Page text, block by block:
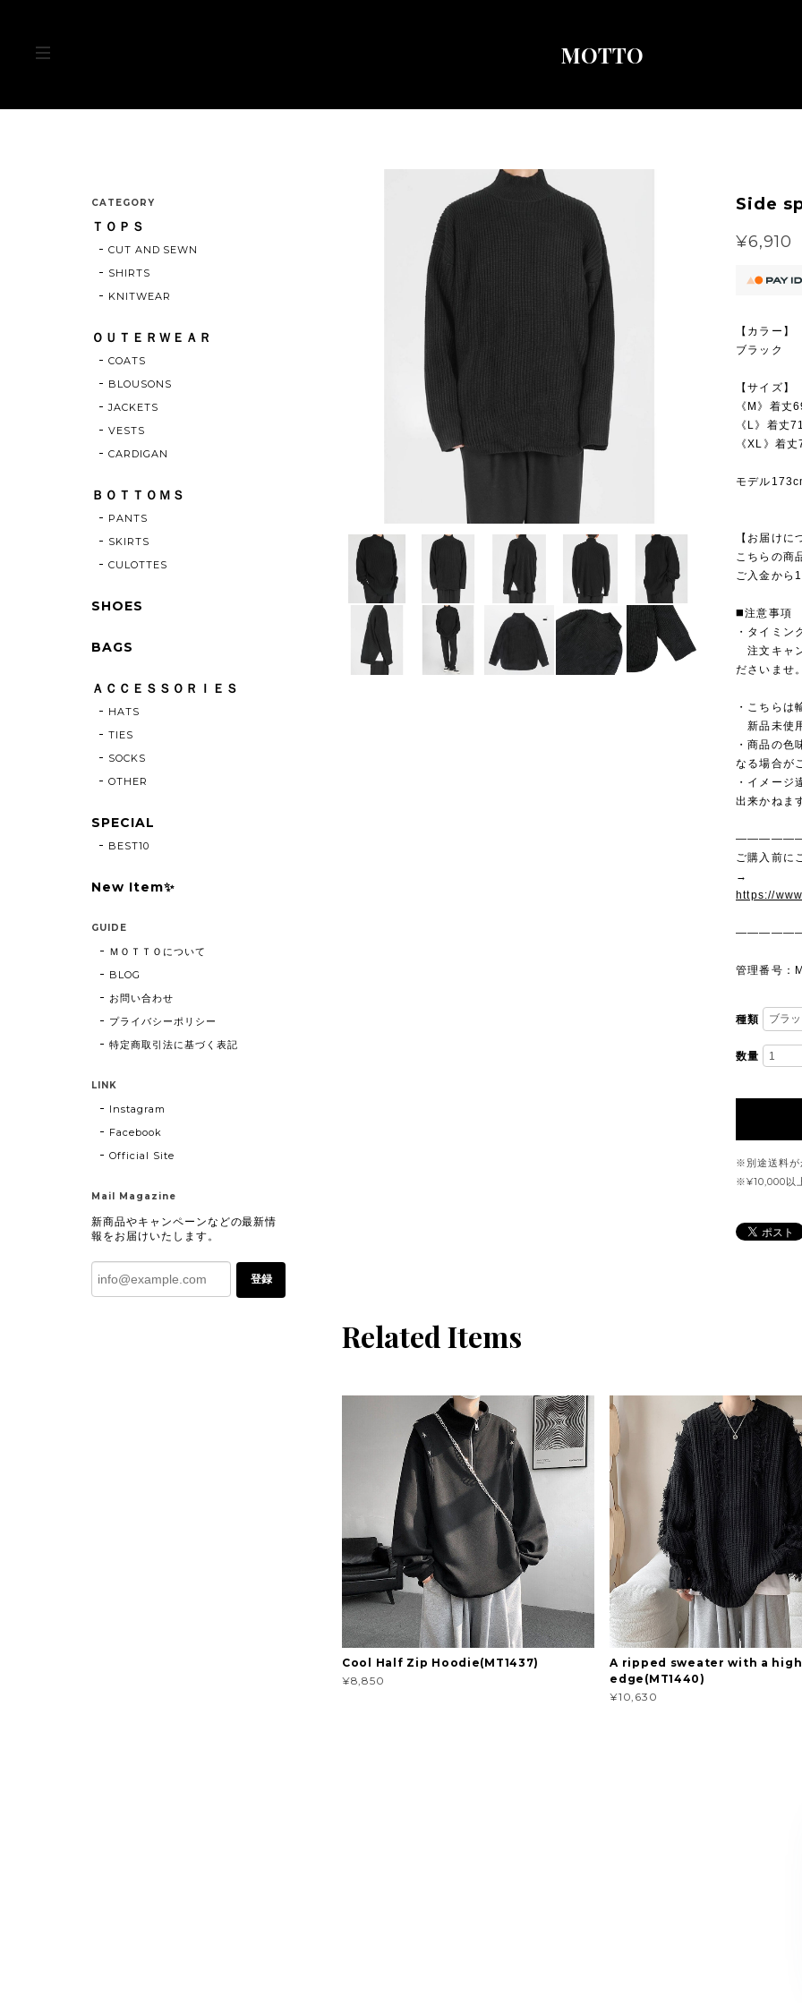
MOTTO
Side
¥6,910
【カラー】
ブラック
【サイズ】
《M》着
《L》着丈
《XL》着
モデル
【お届けに
こちらの商
ご入金から
◼️注意事項
・タイミン
注文キャ
ださいませ
・こちらは
新品未使
・商品の色
なる場合が
・イメージ
出来かねま
ご購入前に
→
https://
管理番号：
種類
数量
※別途送料が
※¥10,000以
Related Items
Cool Half Zip Hoodie(MT1437)
¥8,850
A ripped sweater with a
edge(MT1440)
¥10,630
CATEGORY
ＴＯＰＳ
CUT AND SEWN
SHIRTS
KNITWEAR
ＯＵＴＥＲＷＥＡＲ
COATS
BLOUSONS
JACKETS
VESTS
CARDIGAN
ＢＯＴＴＯＭＳ
PANTS
SKIRTS
CULOTTES
SHOES
BAGS
ＡＣＣＥＳＳＯＲＩＥＳ
HATS
TIES
SOCKS
OTHER
SPECIAL
BEST10
New Item✨
GUIDE
ＭＯＴＴＯについて
BLOG
お問い合わせ
プライバシーポリシー
特定商取引法に基づく表記
LINK
Instagram
Facebook
Official Site
Mail Magazine
新商品やキャンペーンなどの最新情
報をお届けいたします。
登録